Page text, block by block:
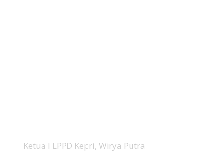
Ketua I LPPD Kepri, Wirya Putra